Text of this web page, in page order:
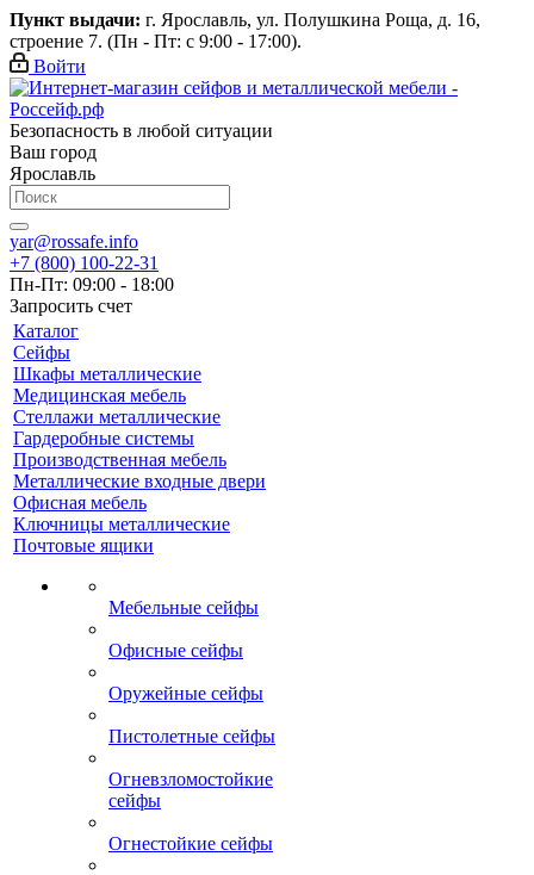
Пункт выдачи: г. Ярославль, ул. Полушкина Роща, д. 16,
строение 7. (Пн - Пт: с 9:00 - 17:00).
Войти
Безопасность в любой ситуации
Ваш город
Ярославль
yar@rossafe.info
+7 (800) 100-22-31
Пн-Пт: 09:00 - 18:00
Запросить счет
Каталог
Сейфы
Шкафы металлические
Медицинская мебель
Стеллажи металлические
Гардеробные системы
Производственная мебель
Металлические входные двери
Офисная мебель
Ключницы металлические
Почтовые ящики
Мебельные сейфы
Офисные сейфы
Оружейные сейфы
Пистолетные сейфы
Огневзломостойкие
сейфы
Огнестойкие сейфы